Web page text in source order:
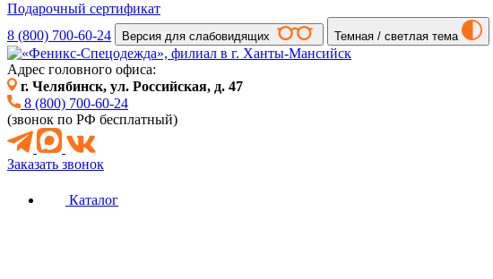
Подарочный сертификат
8 (800) 700-60-24
Версия для слабовидящих Темная / светлая тема
Адрес головного офиса:
г. Челябинск, ул. Российская, д. 47
8 (800) 700-60-24
(звонок по РФ бесплатный)
Заказать звонок
Каталог